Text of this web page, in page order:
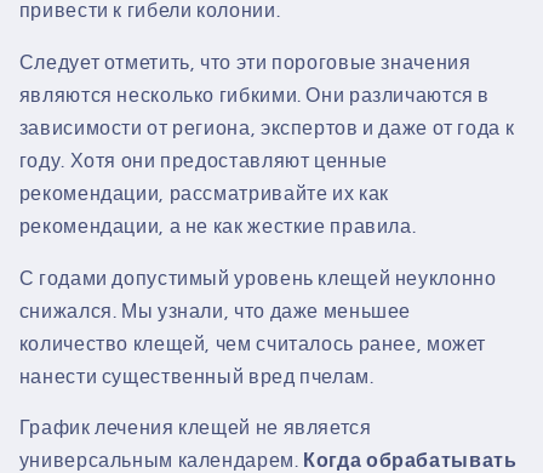
привести к гибели колонии.
Следует отметить, что эти пороговые значения
являются несколько гибкими. Они различаются в
зависимости от региона, экспертов и даже от года к
году. Хотя они предоставляют ценные
рекомендации, рассматривайте их как
рекомендации, а не как жесткие правила.
С годами допустимый уровень клещей неуклонно
снижался. Мы узнали, что даже меньшее
количество клещей, чем считалось ранее, может
нанести существенный вред пчелам.
График лечения клещей не является
универсальным календарем. Когда обрабатывать